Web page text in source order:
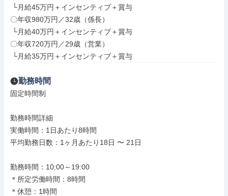
〇年収980万円／32歳（係長）
〇年収720万円／29歳（営業）
└月給35万円＋インセンティブ＋賞与
勤務時間
固定時間制
勤務時間詳細
実働時間：1日あたり8時間
平均勤務日数：1ヶ月あたり18日 〜 21日
勤務時間：10:00～19:00
＊所定労働時間：8時間
＊休憩：1時間